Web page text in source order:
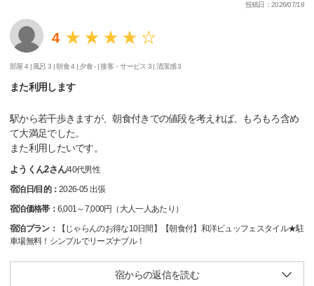
投稿日：2026/07/18
4
部屋 4 | 風呂 3 |朝食 4 | 夕食 - |接客・サービス 3 |清潔感 3
また利用します
駅から若干歩きますが、朝食付きでの値段を考えれば、もろもろ含め
て大満足でした。
また利用したいです。
ようくん2さん/40代男性
宿泊日/目的：2026-05 出張
宿泊価格帯： 6,001～7,000円（大人一人あたり）
宿泊プラン：
【じゃらんのお得な10日間】【朝食付】和洋ビュッフェスタイル★駐
車場無料！シンプルでリーズナブル！
宿からの返信を読む